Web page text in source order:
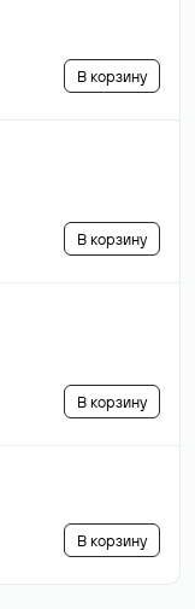
В корзину
В корзину
В корзину
В корзину